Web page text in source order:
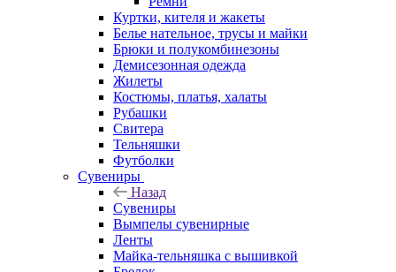
Куртки, кителя и жакеты
Белье нательное, трусы и майки
Брюки и полукомбинезоны
Демисезонная одежда
Жилеты
Костюмы, платья, халаты
Рубашки
Свитера
Тельняшки
Футболки
Сувениры
Назад
Сувениры
Вымпелы сувенирные
Ленты
Майка-тельняшка с вышивкой